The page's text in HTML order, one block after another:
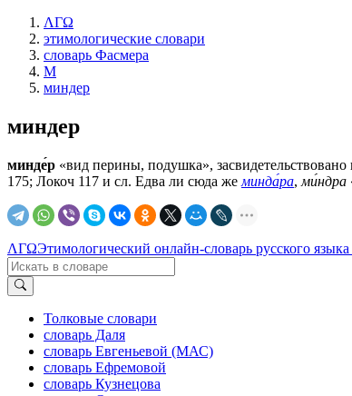
ΛΓΩ
этимологические словари
словарь Фасмера
М
миндер
миндер
минде́р «вид перины, подушка»,
175; Локоч 117 и сл. Едва ли сюда же минда́ра, ми́ндра
ΛΓΩЭтимологический онлайн-словарь русского
Толковые словари
словарь Даля
словарь Евгеньевой (МАС)
словарь Ефремовой
словарь Кузнецова